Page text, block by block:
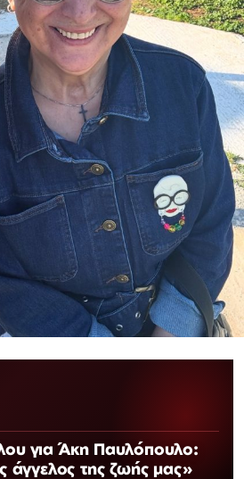
για Άκη Παυλόπουλο:
άγγελος της ζωής μας»